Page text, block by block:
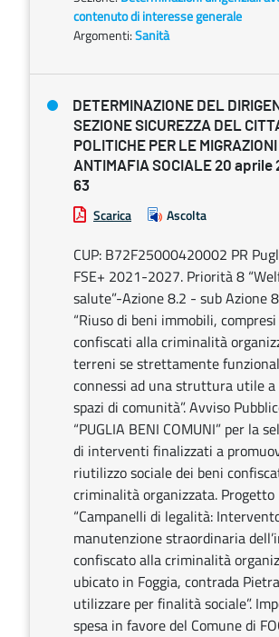
contenuto di interesse generale
Argomenti:Sanità
DETERMINAZIONE DEL
SEZIONE SICUREZZA DEL
POLITICHE PER LE
ANTIMAFIA SOCIALE 20 aprile
63
Scarica Ascolta
CUP: B72F25000420002 PR
FSE+ 2021-2027. Priorità 8
salute”-Azione 8.2 - sub Azione
“Riuso di beni immobili,
confiscati alla criminalità
terreni se strettamente
connessi ad una struttura utile a
spazi di comunità”. Avviso
“PUGLIA BENI COMUNI” per la
di interventi finalizzati a
riutilizzo sociale dei beni
criminalità organizzata. Progetto
“Campanelli di legalità:
manutenzione straordinaria
confiscato alla criminalità
ubicato in Foggia, contrada
utilizzare per finalità sociale”.
spesa in favore del Comune di